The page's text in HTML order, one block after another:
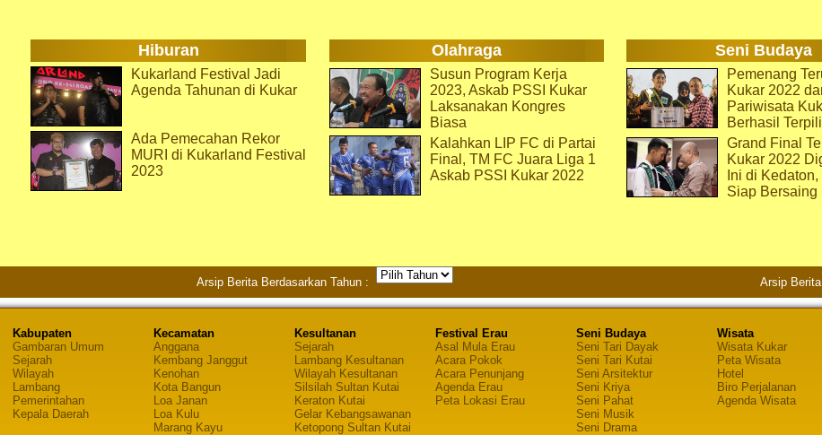
Hiburan Olahraga Seni Budaya
Kukarland Festival Jadi
Agenda Tahunan di Kukar
Ada Pemecahan Rekor
MURI di Kukarland Festival
2023
Susun Program Kerja
2023, Askab PSSI Kukar
Laksanakan Kongres
Biasa
Kalahkan LIP FC di Partai
Final, TM FC Juara Liga 1
Askab PSSI Kukar 2022
Pemenang
Kukar 2022
Pariwisata
Berhasil
Grand Final
Kukar 2022
Ini di
Siap Bersaing
Arsip Berita Berdasarkan Tahun : Arsip
Kabupaten
Gambaran Umum
Sejarah
Wilayah
Lambang
Pemerintahan
Kepala Daerah
Kecamatan
Anggana
Kembang Janggut
Kenohan
Kota Bangun
Loa Janan
Loa Kulu
Marang Kayu
Kesultanan
Sejarah
Lambang Kesultanan
Wilayah Kesultanan
Silsilah Sultan Kutai
Keraton Kutai
Gelar Kebangsawanan
Ketopong Sultan Kutai
Festival Erau
Asal Mula Erau
Acara Pokok
Acara Penunjang
Agenda Erau
Peta Lokasi Erau
Seni Budaya
Seni Tari Dayak
Seni Tari Kutai
Seni Arsitektur
Seni Kriya
Seni Pahat
Seni Musik
Seni Drama
Wisata
Wisata Kukar
Peta Wisata
Hotel
Biro Perjalanan
Agenda Wisata